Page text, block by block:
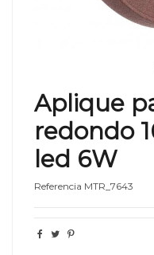
Aplique
redondo
led 6W
Referencia MTR_7643